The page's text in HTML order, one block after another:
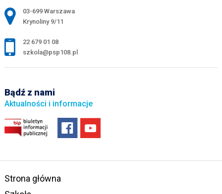
Adres pocztowy:
03-699 Warszawa
Krynoliny 9/11
22 679 01 08
szkola@psp108.pl
Bądź z nami
Aktualności i informacje
Strona główna